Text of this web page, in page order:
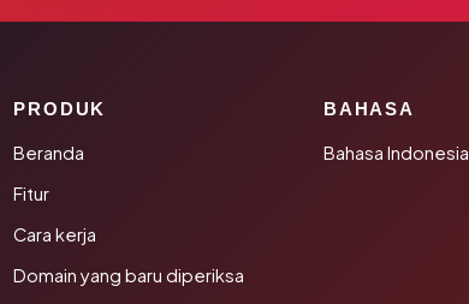
PRODUK
Beranda
Fitur
Cara kerja
Domain yang baru diperiksa
BAHASA
Bahasa Indonesia